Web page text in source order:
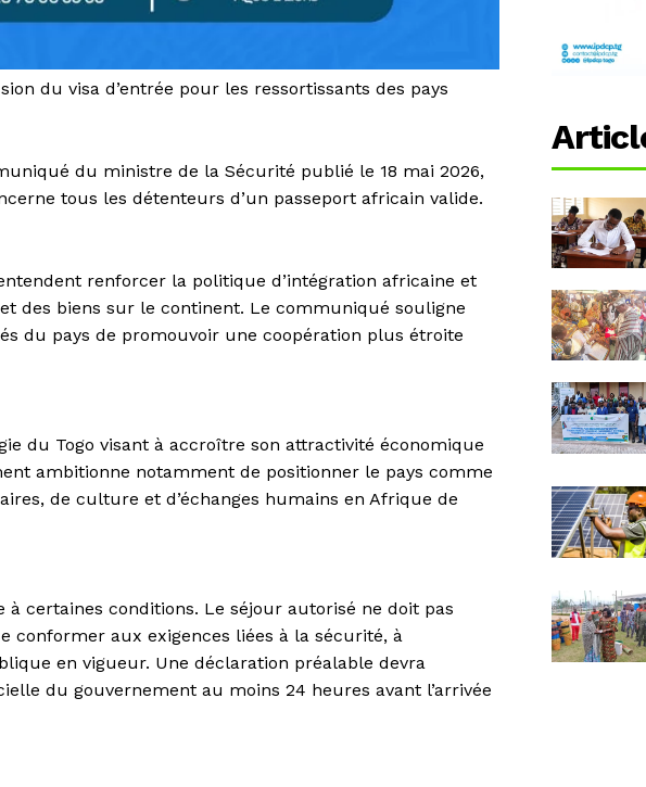
du visa d’entrée pour les ressortissants des pays
du ministre de la Sécurité publié le 18 mai 2026,
tous les détenteurs d’un passeport africain valide.
renforcer la politique d’intégration africaine et
des biens sur le continent. Le communiqué souligne
du pays de promouvoir une coopération plus étroite
du Togo visant à accroître son attractivité économique
ambitionne notamment de positionner le pays comme
de culture et d’échanges humains en Afrique de
certaines conditions. Le séjour autorisé ne doit pas
conformer aux exigences liées à la sécurité, à
en vigueur. Une déclaration préalable devra
du gouvernement au moins 24 heures avant l’arrivée